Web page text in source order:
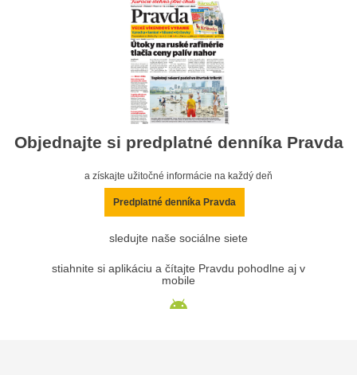
Objednajte si predplatné denníka Pravda
a získajte užitočné informácie na každý deň
Predplatné denníka Pravda
sledujte naše sociálne siete
stiahnite si aplikáciu a čítajte Pravdu pohodlne aj v
mobile